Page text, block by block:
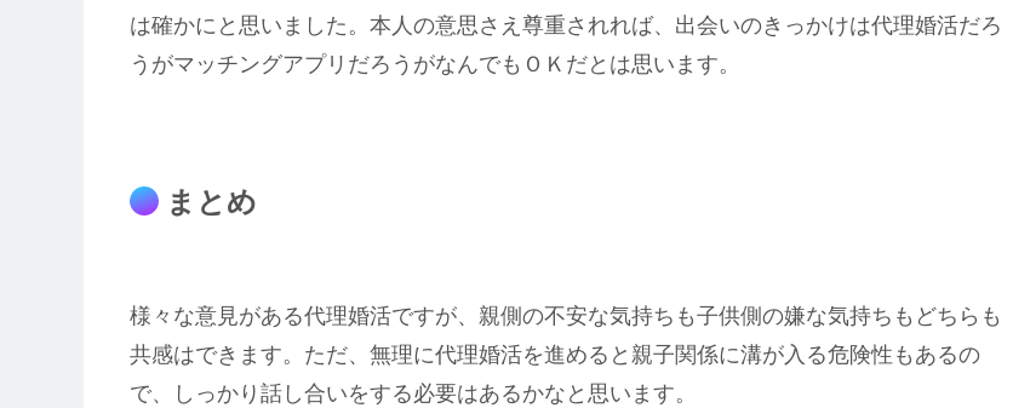
は確かにと思いました。本人の意思さえ尊重されれば、出会いのきっかけは代理婚活だろ
うがマッチングアプリだろうがなんでもＯＫだとは思います。
まとめ
様々な意見がある代理婚活ですが、親側の不安な気持ちも子供側の嫌な気持ちもどちらも
共感はできます。ただ、無理に代理婚活を進めると親子関係に溝が入る危険性もあるの
で、しっかり話し合いをする必要はあるかなと思います。